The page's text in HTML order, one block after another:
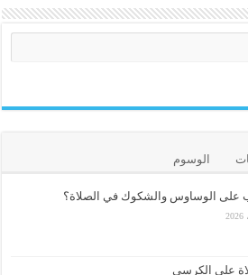
الوسوم
على الوساوس والشكوك في الصلاة؟
على الكرسي